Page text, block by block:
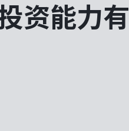
资能力有